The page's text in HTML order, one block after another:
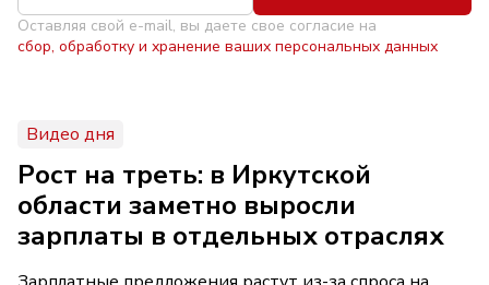
Оставляя свой e-mail, вы даете свое согласие на
сбор, обработку и хранение ваших персональных данных
Видео дня
Рост на треть: в Иркутской
области заметно выросли
зарплаты в отдельных отраслях